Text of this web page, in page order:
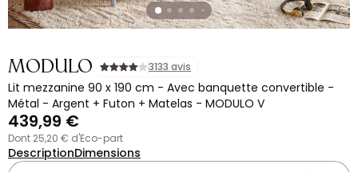
MODULO 3133 avis
Lit mezzanine 90 x 190 cm - Avec banquette convertible -
Métal - Argent + Futon + Matelas - MODULO V
439,99 €
dont 25,20 € d'Eco-part
DescriptionDimensions